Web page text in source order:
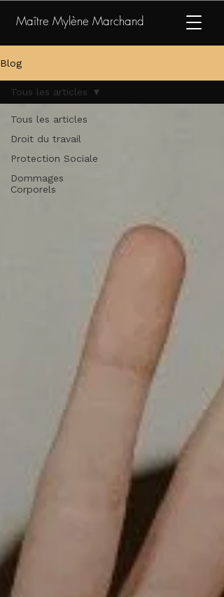
Maître Mylène Marchand
Blog
Tous les articles
Droit du travail
Protection Sociale
Dommages
Corporels
Tous les articles